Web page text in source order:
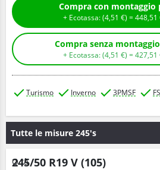
+ Ecotassa: (4,51 € ) =448,51
+ Ecotassa: (4,51 € ) =427,51
Turismo Inverno 3PMSF
Tutte le misure 245's
245/50 R19 V (105)
Q.tà